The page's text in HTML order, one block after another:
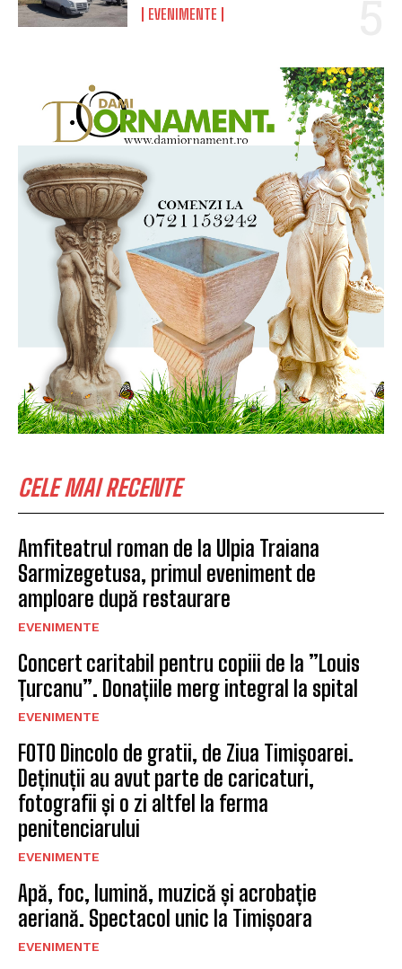
EVENIMENTE
CELE MAI RECENTE
Amfiteatrul roman de la Ulpia Traiana
Sarmizegetusa, primul eveniment de
amploare după restaurare
EVENIMENTE
Concert caritabil pentru copiii de la ”Louis
Țurcanu”. Donațiile merg integral la spital
EVENIMENTE
FOTO Dincolo de gratii, de Ziua Timișoarei.
Deținuții au avut parte de caricaturi,
fotografii și o zi altfel la ferma
penitenciarului
EVENIMENTE
Apă, foc, lumină, muzică și acrobație
aeriană. Spectacol unic la Timișoara
EVENIMENTE